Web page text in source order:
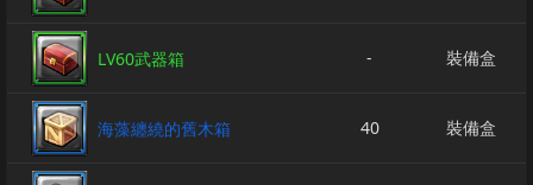
LV60武器箱 - 裝備盒
海藻纏繞的舊木箱 40 裝備盒